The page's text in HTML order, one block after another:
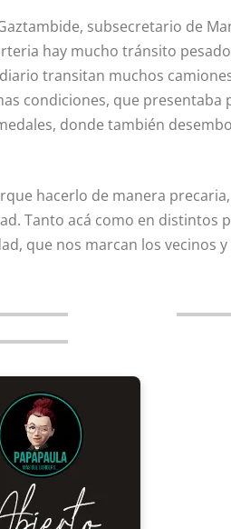
subsecretario de
hay mucho tránsito
transitan muchos
condiciones, que presentaba
donde también
hacerlo de manera
Tanto acá como en distintos
que nos marcan los vecinos